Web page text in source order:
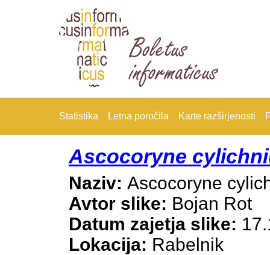
Statistika Letna poročila Karte razširjenosti
Ascocoryne
Naziv: Ascocoryne
Avtor slike: Bojan Rot
Datum zajetja slike:
Lokacija: Rabelnik